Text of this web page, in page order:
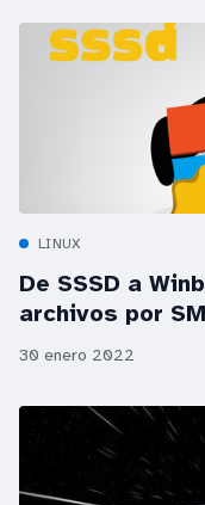
LINUX
De SSSD a
archivos por
30 enero 2022